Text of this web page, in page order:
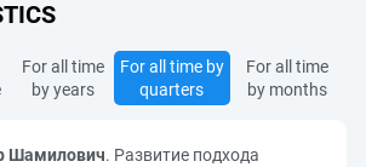
For all time
by years
For all time by
quarters
For all time
by months
Шамилович. Развитие подхода